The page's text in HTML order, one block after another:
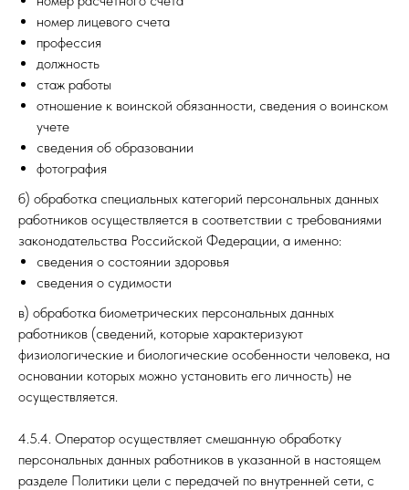
номер лицевого счета
профессия
должность
стаж работы
отношение к воинской обязанности, сведения о воинском
учете
сведения об образовании
фотография
б) обработка специальных категорий персональных данных
работников осуществляется в соответствии с требованиями
законодательства Российской Федерации, а именно:
сведения о состоянии здоровья
сведения о судимости
в) обработка биометрических персональных данных
работников (сведений, которые характеризуют
физиологические и биологические особенности человека, на
основании которых можно установить его личность) не
осуществляется.
4.5.4. Оператор осуществляет смешанную обработку
персональных данных работников в указанной в настоящем
разделе Политики цели с передачей по внутренней сети, с